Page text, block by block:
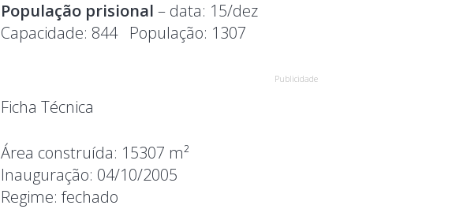
População prisional – data: 15/dez
Capacidade: 844 População: 1307
Publicidade
Ficha Técnica
Área construída: 15307 m²
Inauguração: 04/10/2005
Regime:fechado